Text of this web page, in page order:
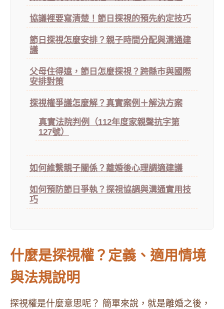
協議裡要寫清楚！節日探視的預先約定技巧
節日探視怎麼安排？親子時間分配與溝通建
議
父母住得遠，節日怎麼探視？跨縣市與國際
安排對策
探視權爭議怎麼解？真實案例＋解決方案
真實法院判例（112年度家親聲抗字第
127號）
如何維繫親子關係？離婚後心理調適建議
如何預防節日爭執？探視協調與溝通實用技
巧
什麼是探視權？定義、適用情境
與法規說明
探視權是什麼意思呢？ 簡單來說，就是離婚之後，